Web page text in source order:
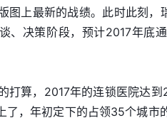
图上最新的战绩。此时此刻
、决策阶段，预计2017年底
打算，2017年的连锁医院达
了，年初定下的占领35个城市